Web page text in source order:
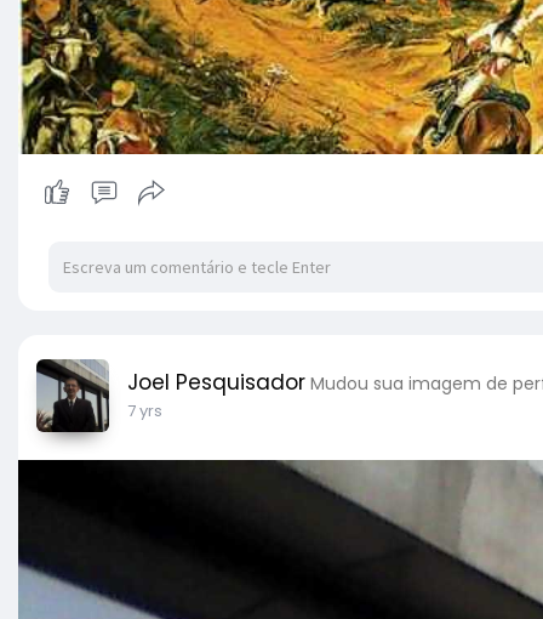
Joel Pesquisador Mudou sua imagem de
7 yrs